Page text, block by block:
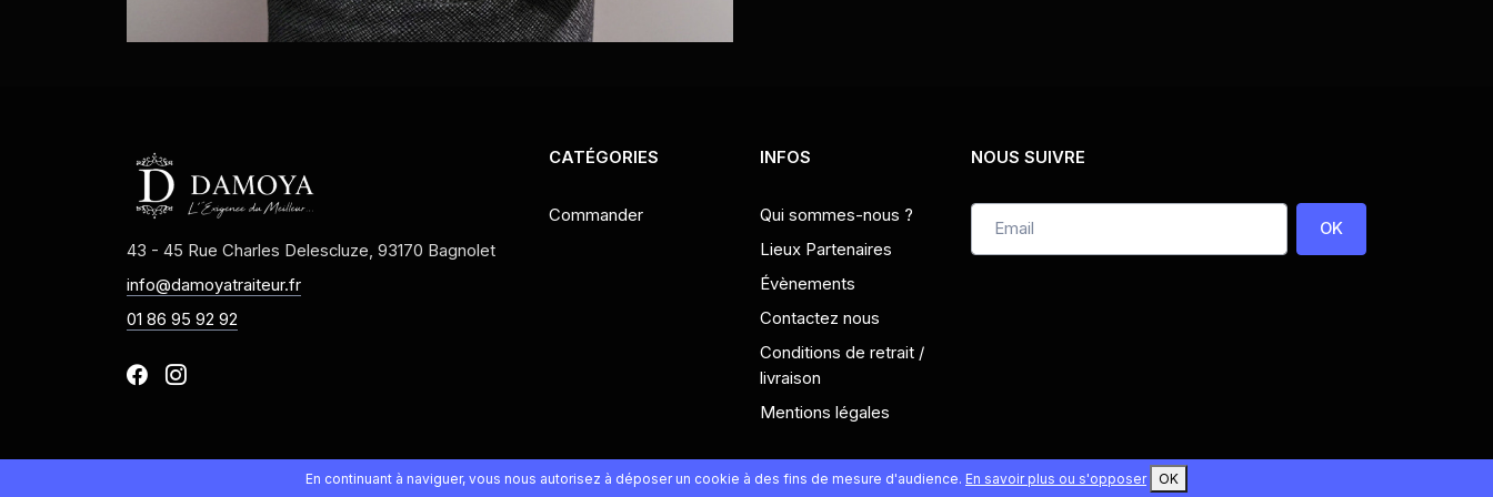
43 - 45 Rue Charles Delescluze, 93170 Bagnolet
info@damoyatraiteur.fr
01 86 95 92 92
CATÉGORIES
Commander
INFOS
Qui sommes-nous ?
Lieux Partenaires
Évènements
Contactez nous
Conditions de retrait /
livraison
Mentions légales
NOUS SUIVRE
OK
En continuant à naviguer, vous nous autorisez à déposer un cookie à des fins de mesure d'audience. En savoir plus ou s'opposer OK